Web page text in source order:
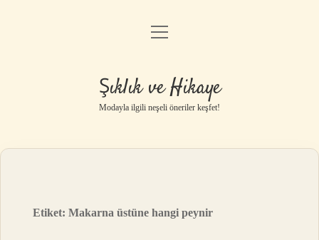
Gizlilik Politikası
Yasal Uyarı
menüyü
Şıklık ve Hikaye
Modayla ilgili neşeli öneriler keşfet!
Etiket:Makarna üstüne hangi peynir